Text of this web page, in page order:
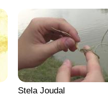
Stela Joudal